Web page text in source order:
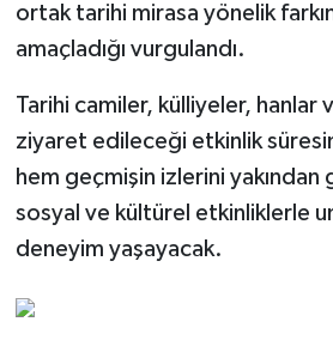
ortak tarihi mirasa yönelik
amaçladığı vurgulandı.
Tarihi camiler, külliyeler, hanlar
ziyaret edileceği etkinlik
hem geçmişin izlerini
sosyal ve kültürel etkinliklerle
deneyim yaşayacak.